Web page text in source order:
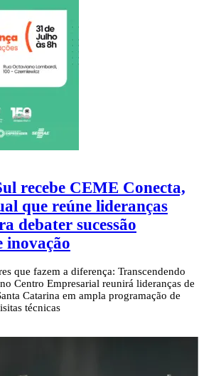
recebe CEME Conecta,
que reúne lideranças
debater sucessão
inovação
que fazem a diferença: Transcendendo
Centro Empresarial reunirá lideranças de
Catarina em ampla programação de
técnicas